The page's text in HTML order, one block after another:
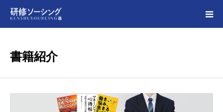
書籍紹介
事務所概要・研修実績・プロフィール